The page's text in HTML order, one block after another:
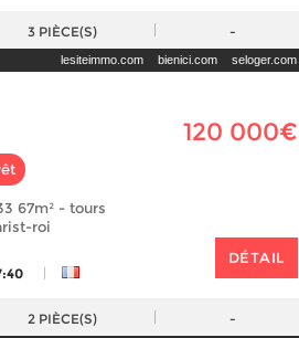
3 PIÈCE(S) -
lesiteimmo.com bienici.com seloger.com
120 000€
67m² - tours
roi
|
DÉTAIL
2 PIÈCE(S) -